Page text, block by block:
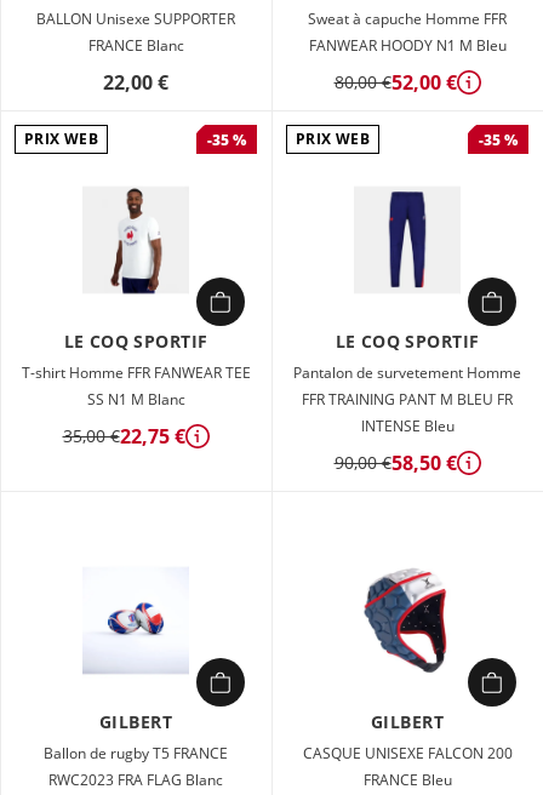
BALLON Unisexe SUPPORTER
FRANCE Blanc
22,00 €
Sweat à capuche Homme FFR
FANWEAR HOODY N1 M Bleu
80,00 €52,00 € Détails
PRIX WEB -35 %
LE COQ SPORTIF
T-shirt Homme FFR FANWEAR TEE
SS N1 M Blanc
35,00 €22,75 € Détails
PRIX WEB -35 %
LE COQ SPORTIF
Pantalon de survetement Homme
FFR TRAINING PANT M BLEU FR
INTENSE Bleu
90,00 €58,50 € Détails
GILBERT
Ballon de rugby T5 FRANCE
RWC2023 FRA FLAG Blanc
GILBERT
CASQUE UNISEXE FALCON 200
FRANCE Bleu